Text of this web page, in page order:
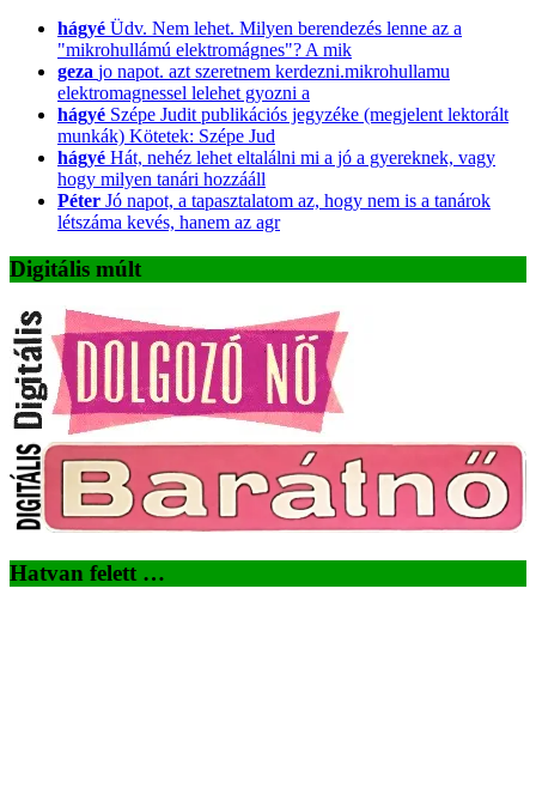
hágyé Üdv. Nem lehet. Milyen berendezés lenne az a
"mikrohullámú elektromágnes"? A mik
geza jo napot. azt szeretnem kerdezni.mikrohullamu
elektromagnessel lelehet gyozni a
hágyé Szépe Judit publikációs jegyzéke (megjelent lektorált
munkák) Kötetek: Szépe Jud
hágyé Hát, nehéz lehet eltalálni mi a jó a gyereknek, vagy
hogy milyen tanári hozzááll
Péter Jó napot, a tapasztalatom az, hogy nem is a tanárok
létszáma kevés, hanem az agr
Digitális múlt
Hatvan felett …